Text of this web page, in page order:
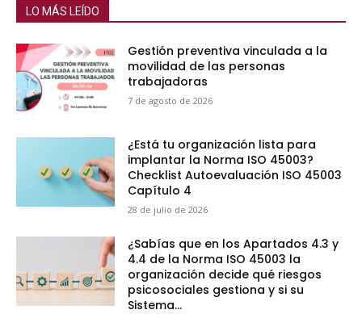
LO MÁS LEÍDO
Gestión preventiva vinculada a la
movilidad de las personas
trabajadoras
7 de agosto de 2026
¿Está tu organización lista para
implantar la Norma ISO 45003?
Checklist Autoevaluación ISO 45003
Capítulo 4
28 de julio de 2026
¿Sabías que en los Apartados 4.3 y
4.4 de la Norma ISO 45003 la
organización decide qué riesgos
psicosociales gestiona y si su
Sistema...